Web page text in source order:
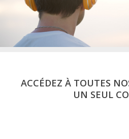
ACCÉDEZ À TOUTES
UN SEUL